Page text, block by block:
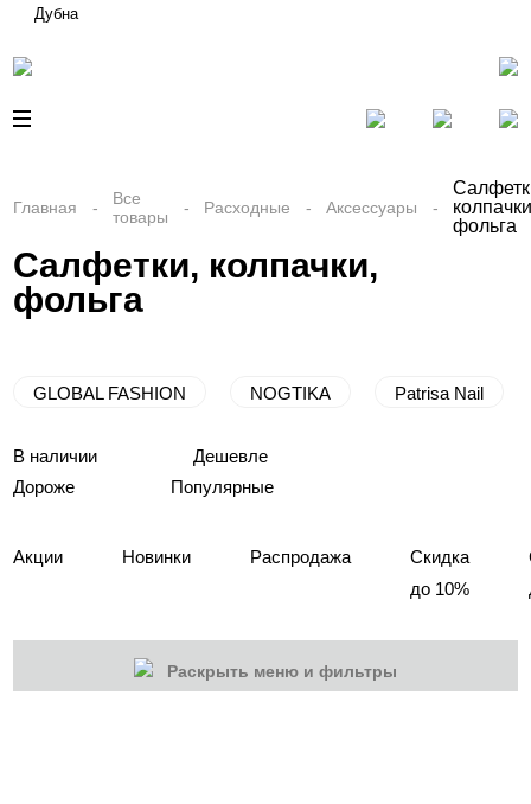
Дубна
Главная
Все
товары
Расходные Аксессуары
фольга
Салфетки, колпачки,
фольга
GLOBAL FASHION NOGTIKA Patrisa Nail
В наличии
Дешевле
Дороже
Популярные
Акции Новинки Распродажа
Скидка
до 10%
Раскрыть меню и фильтры